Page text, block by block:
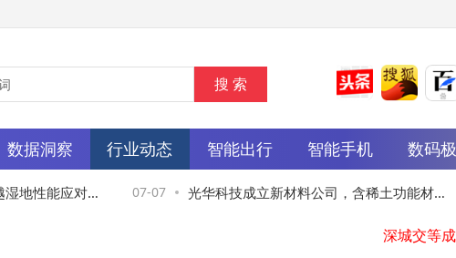
数据洞察 行业动态 智能出行 智能手机 数码
地性能应对复 07-07 光华科技成立新材料公司，含稀土功能材料
欧陆通成
深城交等